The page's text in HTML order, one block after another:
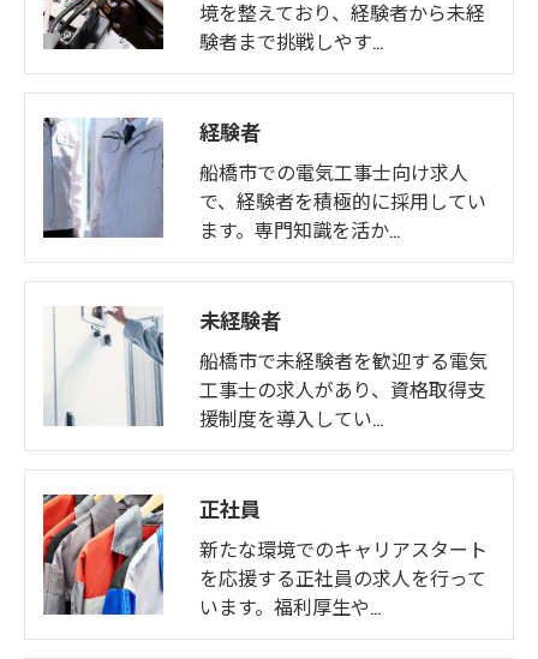
境を整えており、経験者から未経
験者まで挑戦しやす…
経験者
船橋市での電気工事士向け求人
で、経験者を積極的に採用してい
ます。専門知識を活か…
未経験者
船橋市で未経験者を歓迎する電気
工事士の求人があり、資格取得支
援制度を導入してい…
正社員
新たな環境でのキャリアスタート
を応援する正社員の求人を行って
います。福利厚生や…